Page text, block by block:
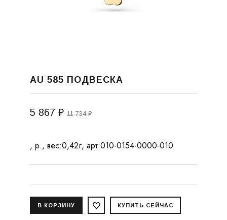
AU 585 ПОДВЕСКА
5 867 ₽ 11 734 ₽
, р., вес:0,42г, арт:010-0154-0000-010